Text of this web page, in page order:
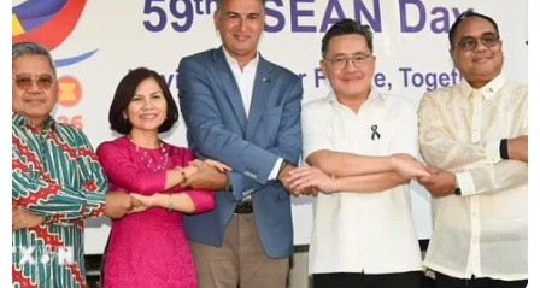
Trao Huân chương cao quý tặng Lãnh đạo
cấp cao Đảng, Nhà nước Lào
18/07/2022 13:55
Chiều 18/7, tại Trung tâm Hội nghị Quốc gia Lào đã
diễn ra Lễ trao Huân chương cao quý nhất của Đảng,